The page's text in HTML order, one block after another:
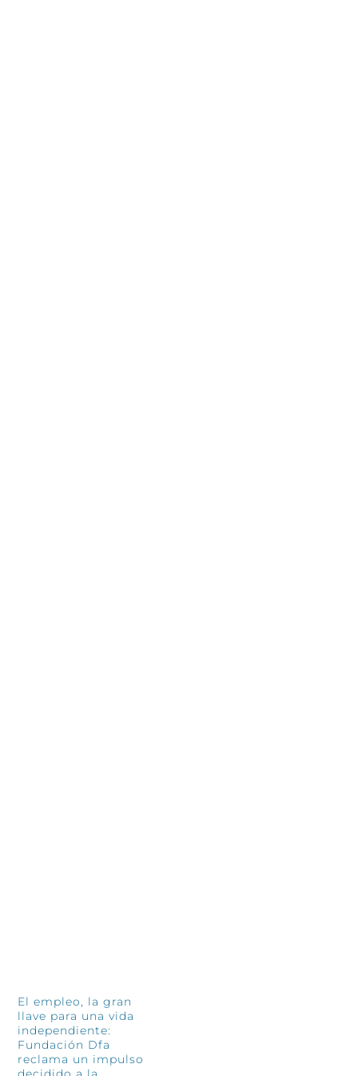
El empleo, la gran
llave para una vida
independiente:
Fundación Dfa
reclama un impulso